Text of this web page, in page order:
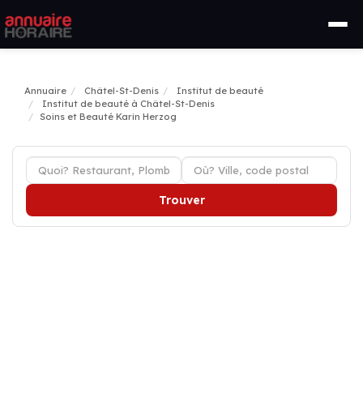
Annuaire Châtel-St-Denis
Institut de beauté
Institut de beauté à Châtel-St-Denis
Soins et Beauté Karin Herzog
Trouver